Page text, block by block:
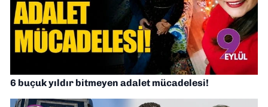
6 buçuk yıldır bitmeyen adalet mücadelesi!